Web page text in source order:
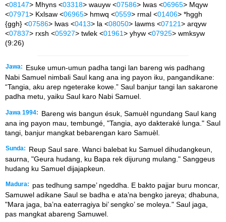
<08147> Mhyns <03318> wauyw <07586> lwas <06965> Mqyw
<07971> Kxlsaw <06965> hmwq <0559> rmal <01406> *hggh
{ggh} <07586> lwas <0413> la <08050> lawms <07121> arqyw
<07837> rxsh <05927> twlek <01961> yhyw <07925> wmksyw
(9:26)
Jawa:
Esuke umun-umun padha tangi lan bareng wis padhang
Nabi Samuel nimbali Saul kang ana ing payon iku, pangandikane:
“Tangia, aku arep ngeterake kowe.” Saul banjur tangi lan sakarone
padha metu, yaiku Saul karo Nabi Samuel.
Jawa 1994:
Bareng wis bangun ésuk, Samuèl ngundang Saul kang
ana ing payon mau, tembungé, "Tangia, ayo dakteraké lunga." Saul
tangi, banjur mangkat bebarengan karo Samuèl.
Sunda:
Reup Saul sare. Wanci balebat ku Samuel dihudangkeun,
saurna, "Geura hudang, ku Bapa rek dijurung mulang." Sanggeus
hudang ku Samuel dijajapkeun.
Madura:
pas tedhung sampe’ ngeddha. E bakto pajjar buru moncar,
Samuwel adikane Saul se badha e ata’na bengko jareya; dhabuna,
"Mara jaga, ba’na eaterragiya bi’ sengko’ se moleya." Saul jaga,
pas mangkat abareng Samuwel.